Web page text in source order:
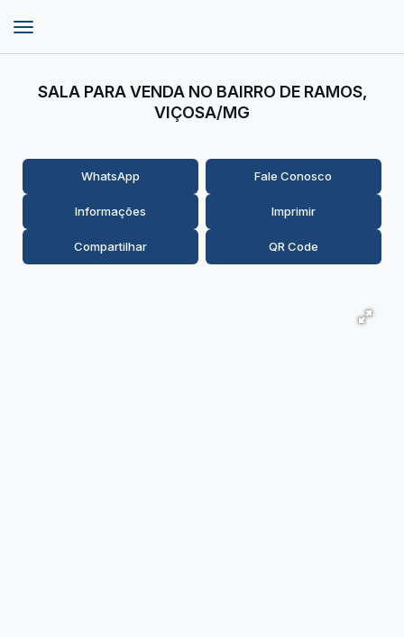
SALA PARA VENDA NO BAIRRO DE RAMOS,
VIÇOSA/MG
WhatsApp Fale Conosco
Informações Imprimir
Compartilhar QR Code